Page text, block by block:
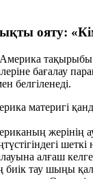
ояту: «Кім
бағалау
белгіленеді.
материгі
жерінің
шеткі
алғаш
биік тау шыңы